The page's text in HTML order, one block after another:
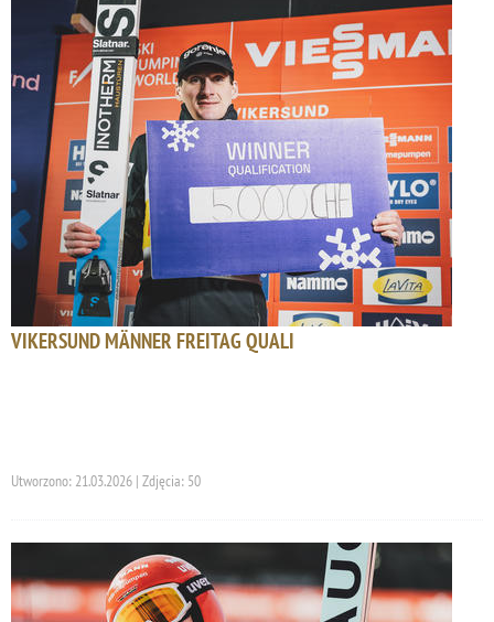
VIKERSUND MÄNNER FREITAG QUALI
Utworzono: 21.03.2026 | Zdjęcia: 50